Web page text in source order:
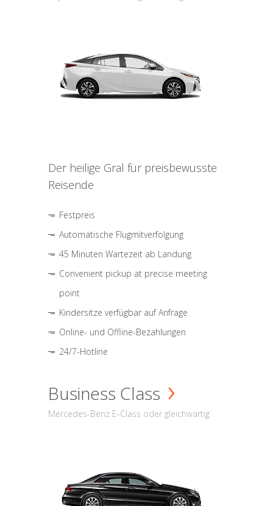
Der heilige Gral für preisbewusste
Reisende
Festpreis
Automatische Flugmitverfolgung
45 Minuten Wartezeit ab Landung
Convenient pickup at precise meeting
point
Kindersitze verfügbar auf Anfrage
Online- und Offline-Bezahlungen
24/7-Hotline
Business Class
Mercedes-Benz E-Class oder gleichwärtig